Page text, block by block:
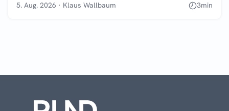
5. Aug. 2026 · Klaus Wallbaum 3min